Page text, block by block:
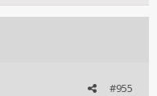
#955